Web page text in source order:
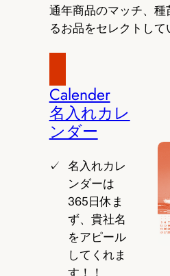
通年商品のマッチ、種
るお品をセレクトして
Calender
名入れカレ
ンダー
名入れカレ
ンダーは
365日休ま
ず、貴社名
をアピール
してくれま
す！！